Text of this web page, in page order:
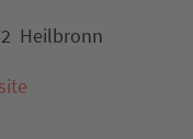
Heilbronn